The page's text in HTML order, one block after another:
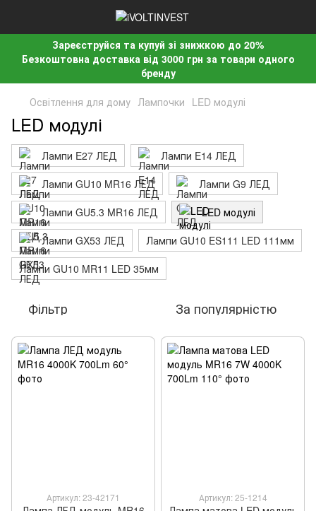
Зареєструйся та купуй зі знижкою до 20%
Безкоштовна доставка від 3000 грн за товари одного
бренду
Освітлення для дому Лампочки LED модулі
LED модулі
Лампи E27 ЛЕД
Лампи E14 ЛЕД
Лампи GU10 MR16 ЛЕД
Лампи G9 ЛЕД
Лампи GU5.3 MR16 ЛЕД
LED модулі
Лампи GX53 ЛЕД
Лампи GU10 ES111 LED 111мм
Лампи GU10 MR11 LED 35мм
Фільтр За популярністю
Артикул: 23-42171 Артикул: 25-1214